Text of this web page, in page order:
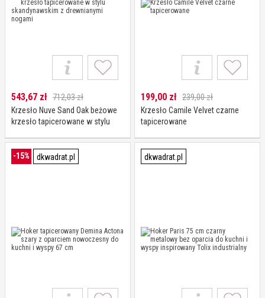
543,67 zł 712,03 zł
Krzesło Nuve Sand Oak beżowe
krzesło tapicerowane w stylu
nogami
199,00 zł 239,00 zł
Krzesło Camile Velvet czarne
tapicerowane
-15% dkwadrat.pl dkwadrat.pl